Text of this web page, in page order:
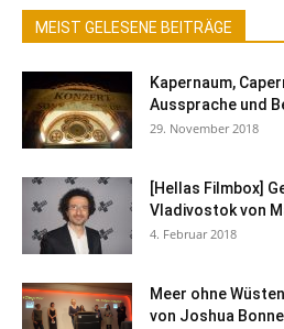
MEIST GELESENE BEITRÄGE
Kapernaum,
Aussprache und
29. November 2018
[Hellas Filmbox]
Vladivostok von
4. Februar 2018
Meer ohne
von Joshua